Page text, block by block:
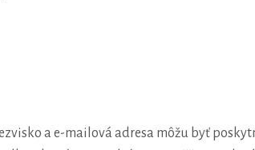
a e-mailová adresa môžu byť